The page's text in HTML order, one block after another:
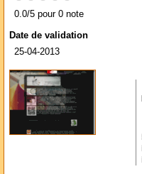
0.0/5 pour 0 note
Date de validation
25-04-2013